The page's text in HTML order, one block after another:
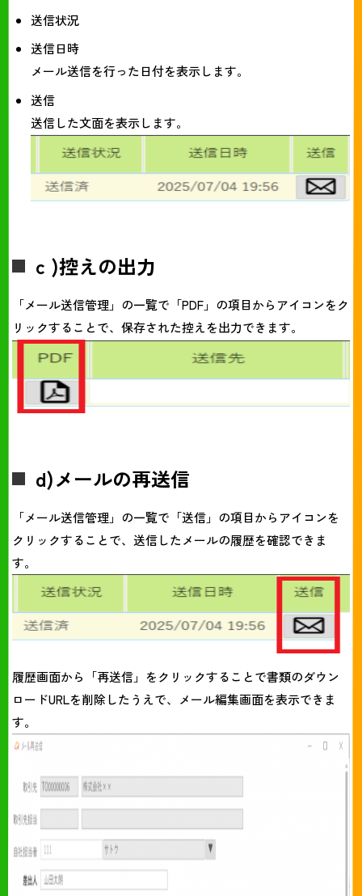
送信状況
送信日時
メール送信を行った日付を表示します。
送信
送信した文面を表示します。
c )控えの出力
「メール送信管理」の一覧で「PDF」の項目からアイコンをク
リックすることで、保存された控えを出力できます。
d)メールの再送信
「メール送信管理」の一覧で「送信」の項目からアイコンを
クリックすることで、送信したメールの履歴を確認できま
す。
履歴画面から「再送信」をクリックすることで書類のダウン
ロードURLを削除したうえで、メール編集画面を表示できま
す。